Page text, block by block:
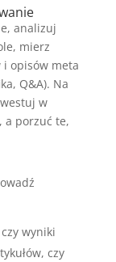
analizuj
mierz
i opisów meta
Q&A). Na
w
a porzuć te,
wyniki
czy